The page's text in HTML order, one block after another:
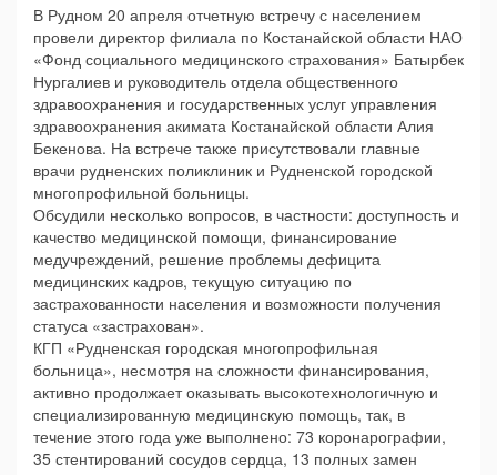
В Рудном 20 апреля отчетную встречу с населением
провели директор филиала по Костанайской области НАО
«Фонд социального медицинского страхования» Батырбек
Нургалиев и руководитель отдела общественного
здравоохранения и государственных услуг управления
здравоохранения акимата Костанайской области Алия
Бекенова. На встрече также присутствовали главные
врачи рудненских поликлиник и Рудненской городской
многопрофильной больницы.
Обсудили несколько вопросов, в частности: доступность и
качество медицинской помощи, финансирование
медучреждений, решение проблемы дефицита
медицинских кадров, текущую ситуацию по
застрахованности населения и возможности получения
статуса «застрахован».
КГП «Рудненская городская многопрофильная
больница», несмотря на сложности финансирования,
активно продолжает оказывать высокотехнологичную и
специализированную медицинскую помощь, так, в
течение этого года уже выполнено: 73 коронарографии,
35 стентирований сосудов сердца, 13 полных замен